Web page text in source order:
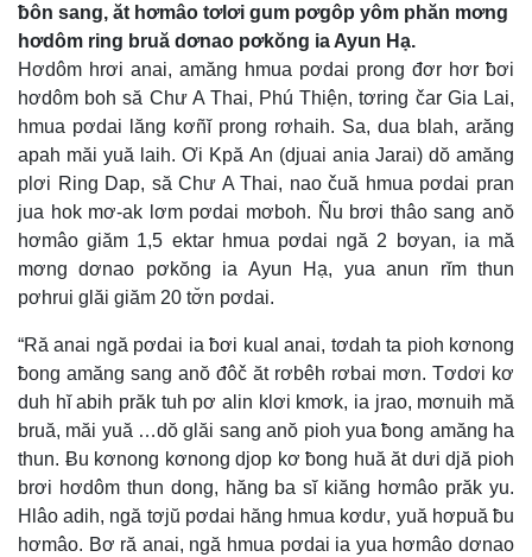
ƀôn sang, ăt hơmâo tơlơi gum pơgôp yôm phăn mơng
hơdôm ring bruă dơnao pơkŏng ia Ayun Hạ.
Hơdôm hrơi anai, amăng hmua pơdai prong đơr hơr ƀơi
hơdôm boh să Chư A Thai, Phú Thiện, tơring čar Gia Lai,
hmua pơdai lăng kơñĭ prong rơhaih. Sa, dua blah, arăng
apah măi yuă laih. Ơi Kpă An (djuai ania Jarai) dŏ amăng
plơi Ring Dap, să Chư A Thai, nao čuă hmua pơdai pran
jua hok mơ-ak lơm pơdai mơboh. Ñu brơi thâo sang anŏ
hơmâo giăm 1,5 ektar hmua pơdai ngă 2 bơyan, ia mă
mơng dơnao pơkŏng ia Ayun Hạ, yua anun rĭm thun
pơhrui glăi giăm 20 tơ̆n pơdai.
“Ră anai ngă pơdai ia ƀơi kual anai, tơdah ta pioh kơnong
ƀong amăng sang anŏ đôč ăt rơbêh rơbai mơn. Tơdơi kơ
duh hĭ abih prăk tuh pơ alin klơi kmơk, ia jrao, mơnuih mă
bruă, măi yuă …dŏ glăi sang anŏ pioh yua ƀong amăng ha
thun. Ƀu kơnong kơnong djop kơ ƀong huă ăt dưi djă pioh
brơi hơdôm thun dong, hăng ba sĭ kiăng hơmâo prăk yu.
Hlâo adih, ngă tơjŭ pơdai hăng hmua kơdư, yuă hơpuă ƀu
hơmâo. Bơ ră anai, ngă hmua pơdai ia yua hơmâo dơnao